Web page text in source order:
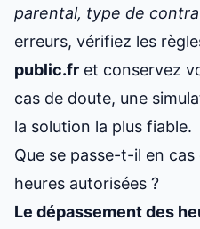
parental, type de
erreurs, vérifiez les
public.fr et conservez
cas de doute, une
la solution la plus fiable.
Que se passe-t-il en
heures autorisées ?
Le dépassement des